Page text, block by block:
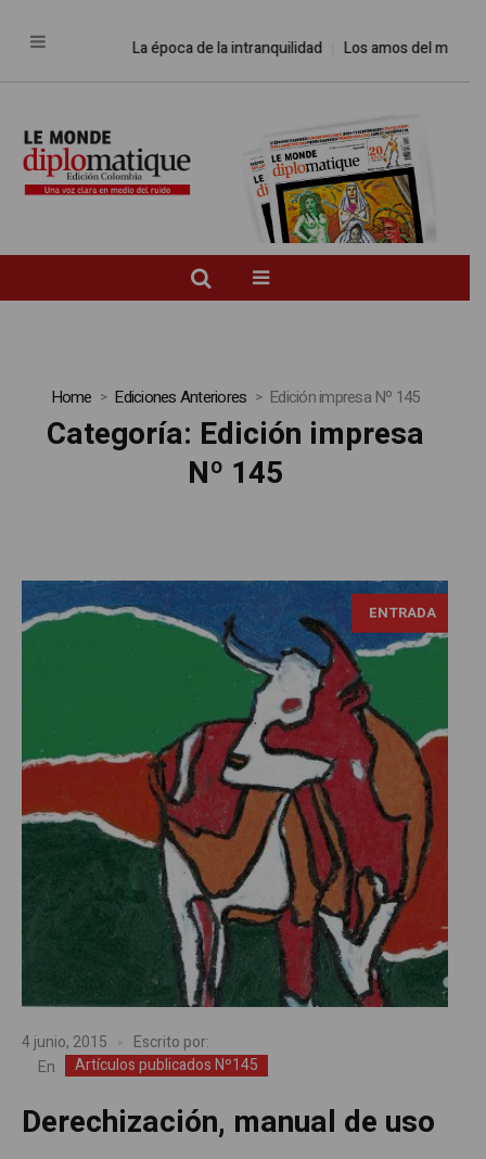
La época de la intranquilidad Los amos del mundo
Home Ediciones Anteriores Edición impresa Nº 145
Categoría: Edición impresa
Nº 145
ENTRADA
4 junio, 2015
Escrito por:
En
Artículos publicados Nº145
Derechización, manual de uso